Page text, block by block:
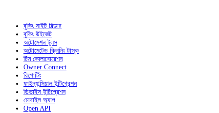
বুকিং সাইট বিল্ডার
বুকিং উইজেট
অটোমেশন টুলস
অটোমেটেড ক্লিনিং টাস্ক
টিম কোলাবোরেশন
Owner Connect
রিপোর্টিং
ফাইন্যান্সিয়াল ইন্টিগ্রেশন
ডিভাইস ইন্টিগ্রেশন
মোবাইল অ্যাপ
Open API